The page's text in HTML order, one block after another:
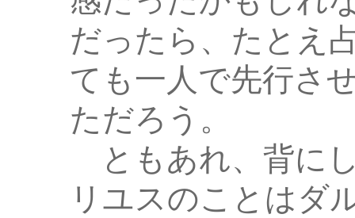
だったら、たとえ
ても一人で先行さ
ただろう。
ともあれ、背に
リユスのことはダ